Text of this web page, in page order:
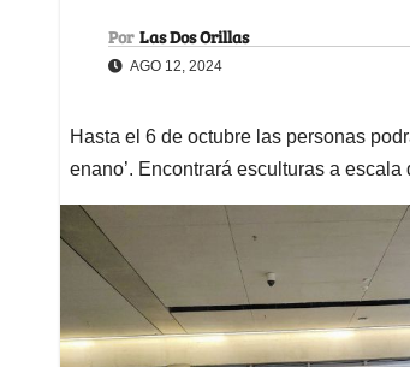
Por Las Dos Orillas
AGO 12, 2024
Hasta el 6 de octubre las personas
enano’. Encontrará esculturas a escala